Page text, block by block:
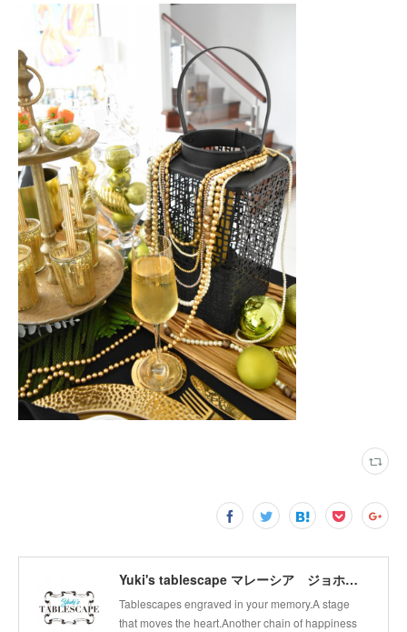
Yuki's tablescape マレーシア ジョホールバル テーブルコーディネート テーブルから幸せの連鎖広げます。
Tablescapes engraved in your memory.A stage
that moves the heart.Another chain of happiness